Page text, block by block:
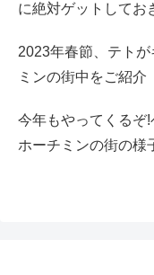
に絶対ゲットしてお
2023年春節、テト
ミンの街中をご紹介
今年もやってくるぞ
ホーチミンの街の様